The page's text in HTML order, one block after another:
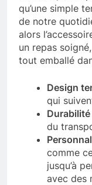
qu’une simple
de notre
alors
un repas
tout emballé
Design
qui
Durabilité
du
comme
jusqu’à
avec des